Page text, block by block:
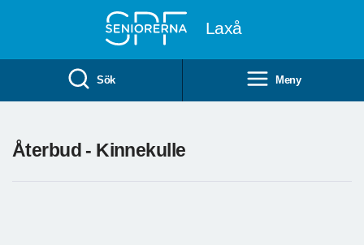
Laxå
Sök Meny
Återbud - Kinnekulle